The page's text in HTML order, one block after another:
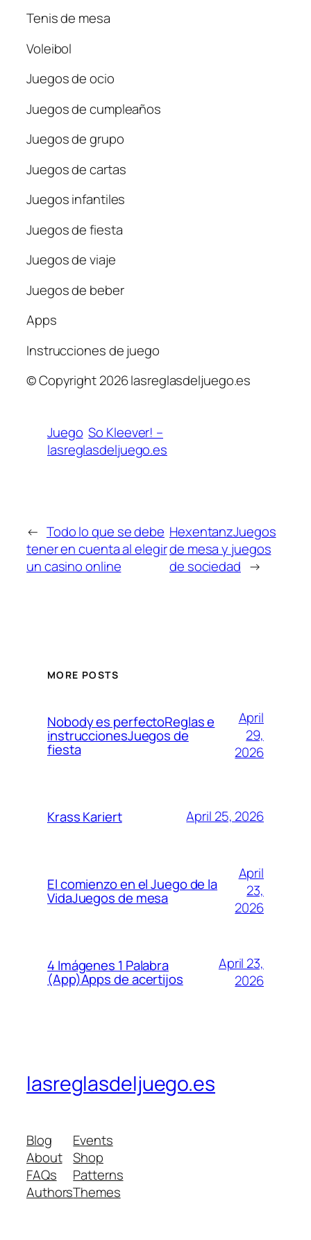
Tenis de mesa
Voleibol
Juegos de ocio
Juegos de cumpleaños
Juegos de grupo
Juegos de cartas
Juegos infantiles
Juegos de fiesta
Juegos de viaje
Juegos de beber
Apps
Instrucciones de juego
© Copyright 2026 lasreglasdeljuego.es
Juego So Kleever! –
lasreglasdeljuego.es
← Todo lo que se debe
tener en cuenta al elegir
un casino online
HexentanzJuegos
de mesa y juegos
de sociedad →
MORE POSTS
Nobody es perfectoReglas e
instruccionesJuegos de
fiesta
April
29,
2026
Krass Kariert April 25, 2026
El comienzo en el Juego de la
VidaJuegos de mesa
April
23,
2026
4 Imágenes 1 Palabra
(App)Apps de acertijos
April 23,
2026
lasreglasdeljuego.es
Blog
About
FAQs
Authors
Events
Shop
Patterns
Themes